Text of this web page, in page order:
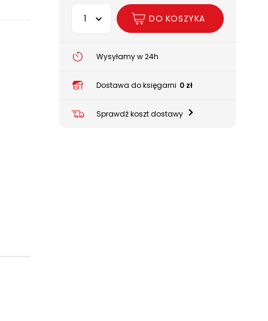
Wybierz opcję
DO KOSZYKA
Wysyłamy w 24h
Dostawa do księgarni 0 zł
Sprawdź koszt dostawy